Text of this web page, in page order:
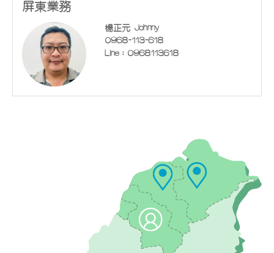
屏東業務
楊正元 Johnny
0968-113-618
Line：0968113618